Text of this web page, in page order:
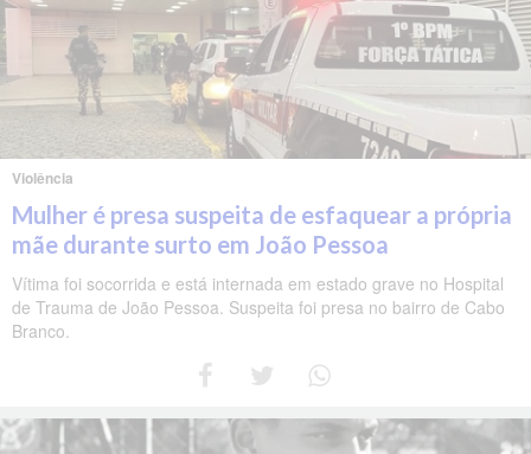
Violência
Mulher é presa suspeita de esfaquear a própria
mãe durante surto em João Pessoa
Vítima foi socorrida e está internada em estado grave no Hospital
de Trauma de João Pessoa. Suspeita foi presa no bairro de Cabo
Branco.